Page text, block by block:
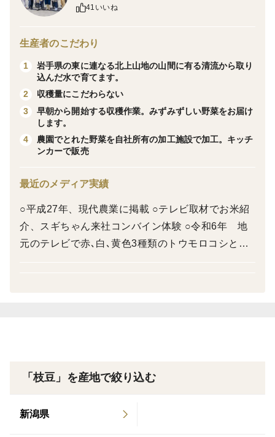
茶豆のさやは茶色の毛で覆われており、豆の色は茶色の
乙な姫は白毛の枝豆に茶豆の甘み、風味を加えた画期的
な品種です。
茹でると香ばしい香りがして食欲をそそります。
栽培・生産のこだわり
山の中にある畑で育ちました。
茹で方
茹でる前に塩をまぶして30分ほど置くとより美味しく食
べられます。
41いいね
生産者のこだわり
1
岩手県の東に連なる北上山地の山間に有る清流から取り
込んだ水で育てます。
2
収穫量にこだわらない
3
早朝から開始する収穫作業。みずみずしい野菜をお届け
します。
4
農園でとれた野菜を自社所有の加工施設で加工。キッチ
ンカーで販売
最近のメディア実績
○平成27年、現代農業に掲載 ○テレビ取材でお米紹
介、スギちゃん来社コンバイン体験 ○令和6年 地
元のテレビで赤､白､黄色3種類のトウモロコシとト
「枝豆」を産地で絞り込む
新潟県